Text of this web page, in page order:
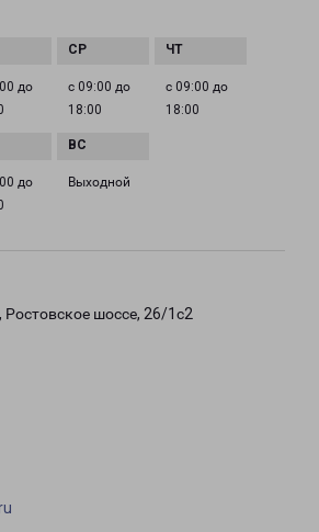
до
с 09:00 до
18:00
с 09:00 до
18:00
до
Выходной
Ростовское шоссе, 26/1с2